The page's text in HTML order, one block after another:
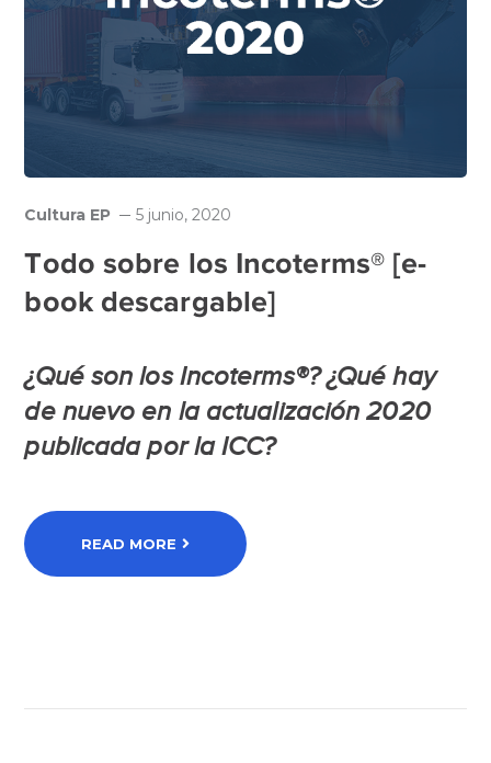
Cultura EP 5 junio, 2020
Todo sobre los Incoterms® [e-
book descargable]
¿Qué son losIncoterms®? ¿Qué hay
de nuevo en la actualización 2020
publicada por la ICC?
READ MORE